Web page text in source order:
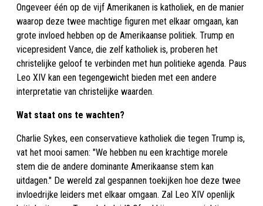
Ongeveer één op de vijf Amerikanen is katholiek, en de manier
waarop deze twee machtige figuren met elkaar omgaan, kan
grote invloed hebben op de Amerikaanse politiek. Trump en
vicepresident Vance, die zelf katholiek is, proberen het
christelijke geloof te verbinden met hun politieke agenda. Paus
Leo XIV kan een tegengewicht bieden met een andere
interpretatie van christelijke waarden.
Wat staat ons te wachten?
Charlie Sykes, een conservatieve katholiek die tegen Trump is,
vat het mooi samen: "We hebben nu een krachtige morele
stem die de andere dominante Amerikaanse stem kan
uitdagen." De wereld zal gespannen toekijken hoe deze twee
invloedrijke leiders met elkaar omgaan. Zal Leo XIV openlijk